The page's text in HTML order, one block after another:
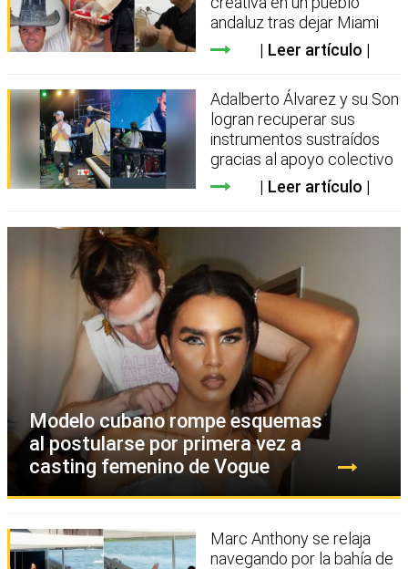
andaluz tras dejar Miami
Leer artículo
Adalberto Álvarez y su Son
logran recuperar sus
instrumentos sustraídos
gracias al apoyo colectivo
Leer artículo
Modelo cubano rompe esquemas
al postularse por primera vez a
casting femenino de Vogue
Marc Anthony se relaja
navegando por la bahía de